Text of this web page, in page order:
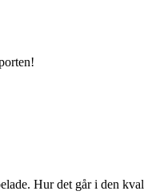
Hur det går i den